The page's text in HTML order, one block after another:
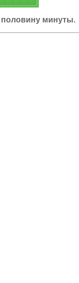
половину минуты.